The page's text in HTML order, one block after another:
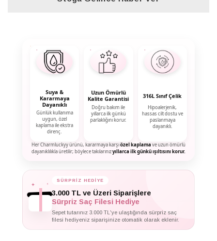
Suya &
Kararmaya
Dayanıklı
Günlük kullanıma
uygun, özel
kaplama ile ekstra
direnç.
Uzun Ömürlü
Kalite Garantisi
Doğru bakım ile
yıllarca ilk günkü
parlaklığını korur.
316L Sınıf Çelik
Hipoalerjenik,
hassas cilt dostu ve
paslanmaya
dayanıklı.
Her Charmluckyy ürünü, kararmaya karşıözel kaplama ve uzun ömürlü
dayanıklılıkla üretilir; böylece takılarınızyıllarca ilk günkü ışıltısını korur.
✦ SÜRPRİZ HEDİYE
3.000 TL ve Üzeri Siparişlere
Sürpriz Saç Filesi Hediye
Sepet tutarınız 3.000 TL'ye ulaştığında sürpriz saç
filesi hediyeniz siparişinize otomatik olarak eklenir.